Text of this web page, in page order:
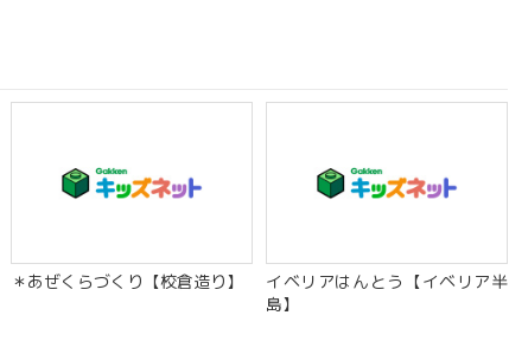
＊あぜくらづくり【校倉造り】
イベリアはんとう【イベリア半
島】